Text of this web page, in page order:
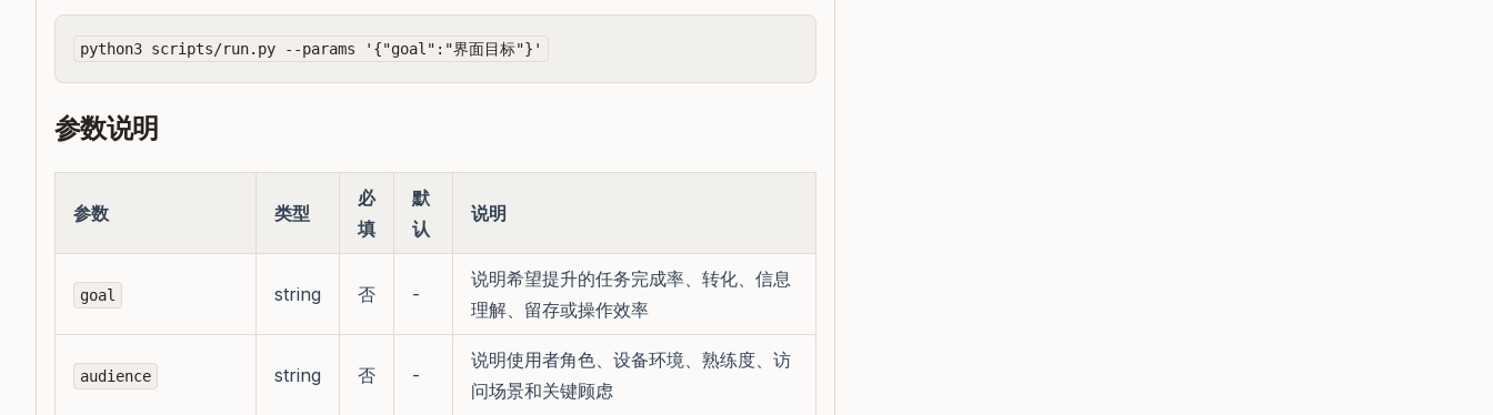
参数说明
参数 类型
必
填
默
认
说明
goal string 否 -
说明希望提升的任务完成率、转化、信息
理解、留存或操作效率
audience string 否 -
说明使用者角色、设备环境、熟练度、访
问场景和关键顾虑